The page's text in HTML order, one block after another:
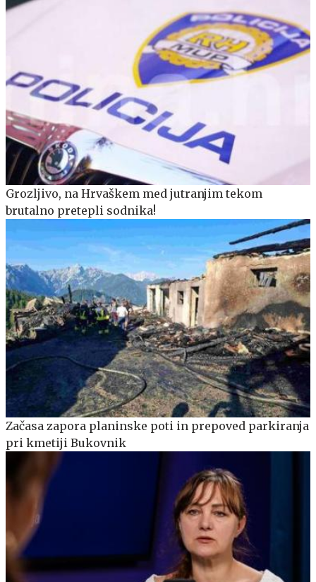
Grozljivo, na Hrvaškem med jutranjim tekom
brutalno pretepli sodnika!
Začasa zapora planinske poti in prepoved parkiranja
pri kmetiji Bukovnik